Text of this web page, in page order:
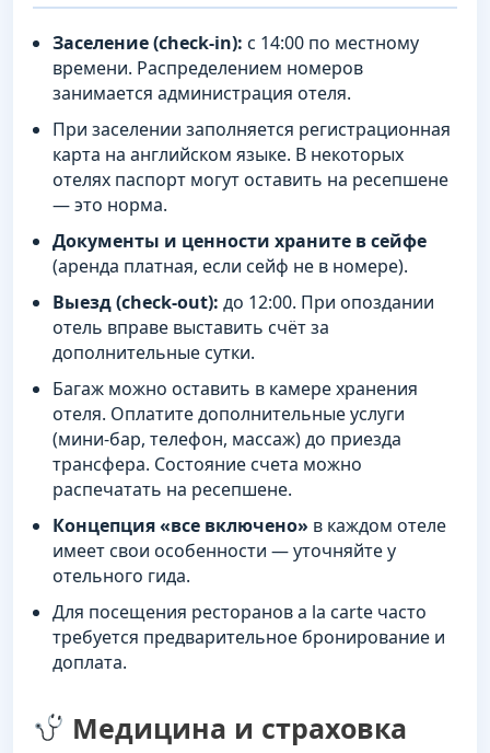
Заселение (check-in): с 14:00 по местному
времени. Распределением номеров
занимается администрация отеля.
При заселении заполняется регистрационная
карта на английском языке. В некоторых
отелях паспорт могут оставить на ресепшене
— это норма.
Документы и ценности храните в сейфе
(аренда платная, если сейф не в номере).
Выезд (check-out): до 12:00. При опоздании
отель вправе выставить счёт за
дополнительные сутки.
Багаж можно оставить в камере хранения
отеля. Оплатите дополнительные услуги
(мини-бар, телефон, массаж) до приезда
трансфера. Состояние счета можно
распечатать на ресепшене.
Концепция «все включено» в каждом отеле
имеет свои особенности — уточняйте у
отельного гида.
Для посещения ресторанов a la carte часто
требуется предварительное бронирование и
доплата.
Медицина и страховка